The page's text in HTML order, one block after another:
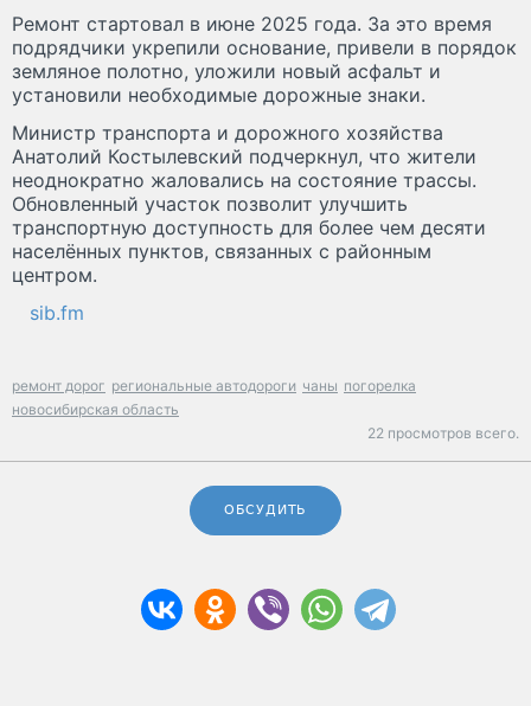
Ремонт стартовал в июне 2025 года. За это время
подрядчики укрепили основание, привели в порядок
земляное полотно, уложили новый асфальт и
установили необходимые дорожные знаки.
Министр транспорта и дорожного хозяйства
Анатолий Костылевский подчеркнул, что жители
неоднократно жаловались на состояние трассы.
Обновленный участок позволит улучшить
транспортную доступность для более чем десяти
населённых пунктов, связанных с районным
центром.
sib.fm
ремонт дорог региональные автодороги чаны погорелка
новосибирская область
22 просмотров всего.
ОБСУДИТЬ